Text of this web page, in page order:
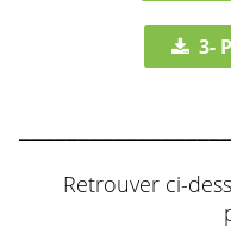
3-
Retrouver ci-